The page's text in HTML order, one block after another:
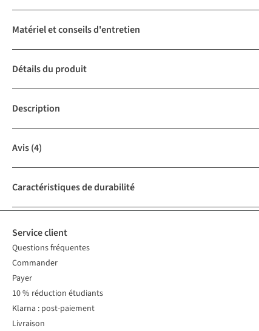
Matériel et conseils d'entretien
Détails du produit
Description
Avis(4)
Caractéristiques de durabilité
Service client
Questions fréquentes
Commander
Payer
10 % réduction étudiants
Klarna : post-paiement
Livraison